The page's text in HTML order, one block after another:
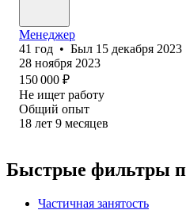
Менеджер
41 год • Был 15 декабря 2023
28 ноября 2023
150 000 ₽
Не ищет работу
Общий опыт
18 лет 9 месяцев
Быстрые фильтры
Частичная занятость